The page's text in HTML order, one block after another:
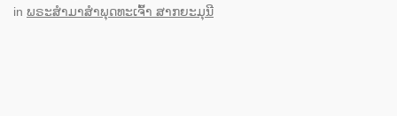
in ພຣະສຳມາສຳພຸດທະເຈົ້າ ສາກຍະມຸນີ